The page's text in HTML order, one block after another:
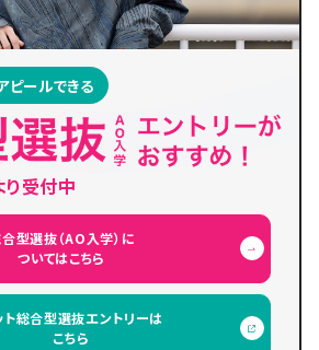
ピールできる
受付中
型選抜（AO入学）に
ついてはこちら
ト総合型選抜エントリーは
こちら